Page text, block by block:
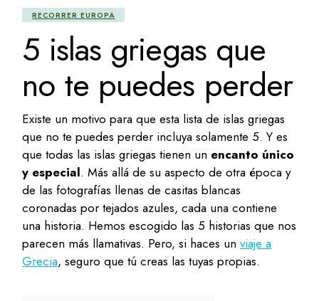
RECORRER EUROPA
5 islas griegas que
no te puedes perder
Existe un motivo para que esta lista de islas griegas
que no te puedes perder incluya solamente 5. Y es
que todas las islas griegas tienen un encanto único
y especial. Más allá de su aspecto de otra época y
de las fotografías llenas de casitas blancas
coronadas por tejados azules, cada una contiene
una historia. Hemos escogido las 5 historias que nos
parecen más llamativas. Pero, si haces unviaje a
Grecia, seguro que tú creas las tuyas propias.